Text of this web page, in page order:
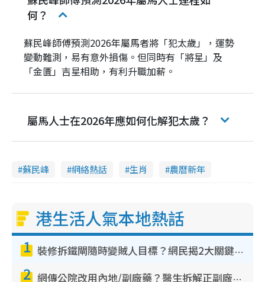
何？
蘇民峰師傅預測2026年屬馬者將「犯太歲」，運勢
變動難測，易有意外損傷。但同時有「將星」及
「金匱」吉星相助，有利升職加薪。
屬馬人士在2026年應如何化解犯太歲？
蘇民峰 網絡熱話 生肖 農曆新年
港生活人氣本地熱話
1 裝修拆鐵閘隨時變賊人目標？網民揭2大關鍵用途：裝新式等於白裝？附新舊鐵閘分別
2 網傳公院改用內地/副廠藥？醫生拆解正副廠分別 揭4類人換藥隨時出事